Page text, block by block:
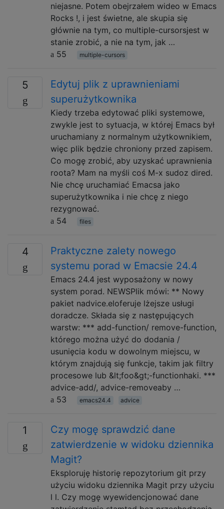
niejasne. Potem obejrzałem wideo w Emacs
Rocks !, i jest świetne, ale skupia się
głównie na tym, co multiple-cursorsjest w
stanie zrobić, a nie na tym, jak …
55
multiple-cursors
5
Edytuj plik z uprawnieniami
superużytkownika
Kiedy trzeba edytować pliki systemowe,
zwykle jest to sytuacja, w której Emacs był
uruchamiany z normalnym użytkownikiem,
więc plik będzie chroniony przed zapisem.
Co mogę zrobić, aby uzyskać uprawnienia
roota? Mam na myśli coś M-x sudoz dired.
Nie chcę uruchamiać Emacsa jako
superużytkownika i nie chcę z niego
rezygnować.
54
files
4
Praktyczne zalety nowego
systemu porad w Emacsie 24.4
Emacs 24.4 jest wyposażony w nowy
system porad. NEWSPlik mówi: ** Nowy
pakiet nadvice.eloferuje lżejsze usługi
doradcze. Składa się z następujących
warstw: *** add-function/ remove-function,
którego można użyć do dodania /
usunięcia kodu w dowolnym miejscu, w
którym znajdują się funkcje, takim jak filtry
procesowe lub &lt;foo&gt;-functionhaki. ***
advice-add/, advice-removeaby …
53
emacs24.4 advice
1
Czy mogę sprawdzić dane
zatwierdzenie w widoku dziennika
Magit?
Eksploruję historię repozytorium git przy
użyciu widoku dziennika Magit przy użyciu
l l. Czy mogę wyewidencjonować dane